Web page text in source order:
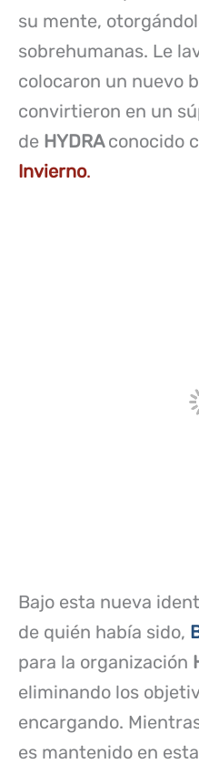
su mente,
sobrehumanas. Le
colocaron un nuevo
convirtieron en un
de HYDRAconocido
Invierno.
Bajo esta nueva
de quién había sido,
para la organización
eliminando los
encargando.
es mantenido en